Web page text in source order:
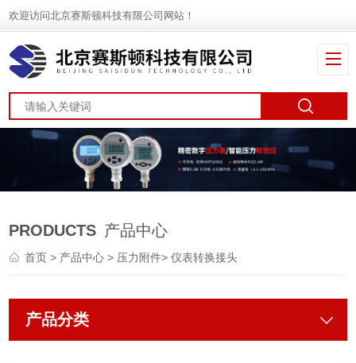
欢迎访问北京赛斯顿科技有限公司网站！
PRODUCTS 产品中心
首页> 产品中心> 压力附件>仪表转换接头
产品分类